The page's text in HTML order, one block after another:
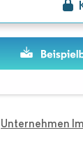
Unternehmen